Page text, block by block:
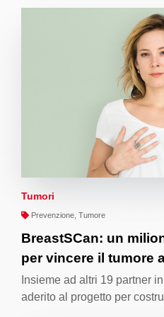
Tumori
Prevenzione, Tumore
BreastSCan: un
per vincere il tumore
Insieme ad altri 19 partner
aderito al progetto per